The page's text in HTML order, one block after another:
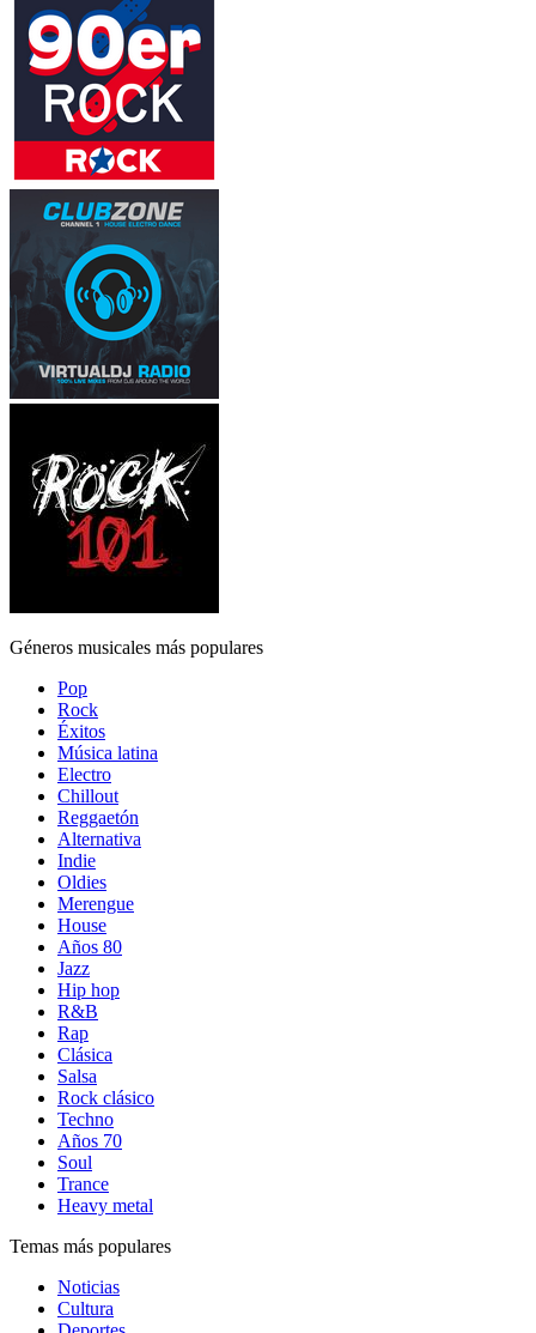
Géneros musicales más populares
Pop
Rock
Éxitos
Música latina
Electro
Chillout
Reggaetón
Alternativa
Indie
Oldies
Merengue
House
Años 80
Jazz
Hip hop
R&B
Rap
Clásica
Salsa
Rock clásico
Techno
Años 70
Soul
Trance
Heavy metal
Temas más populares
Noticias
Cultura